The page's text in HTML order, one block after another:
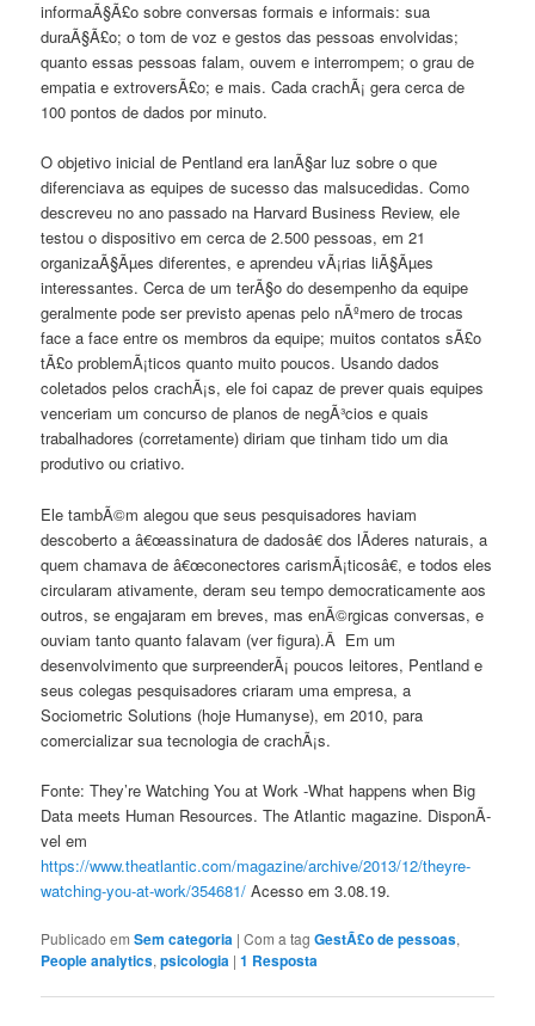
informaÃ§Ã£o sobre conversas formais e informais: sua
duraÃ§Ã£o; o tom de voz e gestos das pessoas envolvidas;
quanto essas pessoas falam, ouvem e interrompem; o grau de
empatia e extroversÃ£o; e mais. Cada crachÃ¡ gera cerca de
100 pontos de dados por minuto.
O objetivo inicial de Pentland era lanÃ§ar luz sobre o que
diferenciava as equipes de sucesso das malsucedidas. Como
descreveu no ano passado na Harvard Business Review, ele
testou o dispositivo em cerca de 2.500 pessoas, em 21
organizaÃ§Ãµes diferentes, e aprendeu vÃ¡rias liÃ§Ãµes
interessantes. Cerca de um terÃ§o do desempenho da equipe
geralmente pode ser previsto apenas pelo nÃºmero de trocas
face a face entre os membros da equipe; muitos contatos sÃ£o
tÃ£o problemÃ¡ticos quanto muito poucos. Usando dados
coletados pelos crachÃ¡s, ele foi capaz de prever quais equipes
venceriam um concurso de planos de negÃ³cios e quais
trabalhadores (corretamente) diriam que tinham tido um dia
produtivo ou criativo.
Ele tambÃ©m alegou que seus pesquisadores haviam
descoberto a â€œassinatura de dadosâ€ dos lÃ­deres naturais, a
quem chamava de â€œconectores carismÃ¡ticosâ€, e todos eles
circularam ativamente, deram seu tempo democraticamente aos
outros, se engajaram em breves, mas enÃ©rgicas conversas, e
ouviam tanto quanto falavam (ver figura).Â Em um
desenvolvimento que surpreenderÃ¡ poucos leitores, Pentland e
seus colegas pesquisadores criaram uma empresa, a
Sociometric Solutions (hoje Humanyse), em 2010, para
comercializar sua tecnologia de crachÃ¡s.
Fonte: They’re Watching You at Work -What happens when Big
Data meets Human Resources. The Atlantic magazine. DisponÃ­
vel em
https://www.theatlantic.com/magazine/archive/2013/12/theyre-
watching-you-at-work/354681/ Acesso em 3.08.19.
Publicado em Sem categoria |Com a tagGestÃ£o de pessoas,
People analytics,psicologia |1 Resposta